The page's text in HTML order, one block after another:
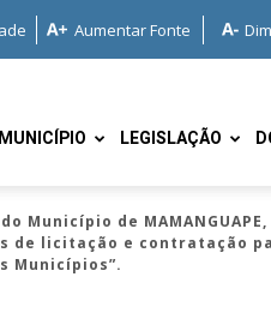
Aumentar Fonte
MUNICÍPIO LEGISLAÇÃO
Município de
de licitação e contratação
Municípios”.